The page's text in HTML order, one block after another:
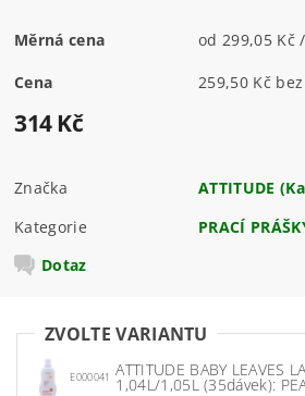
Měrná cena od 299,05 Kč
Cena 259,50
314 Kč
Značka
ATTITUDE
Kategorie
PRACÍ
Dotaz
ZVOLTE VARIANTU
E000041 ATTITUDE BABY LEAVES
1,04L/1,05L (35dávek):